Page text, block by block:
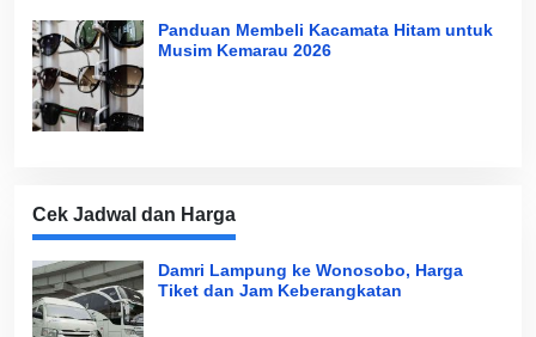
Panduan Membeli Kacamata Hitam untuk
Musim Kemarau 2026
Cek Jadwal dan Harga
Damri Lampung ke Wonosobo, Harga
Tiket dan Jam Keberangkatan